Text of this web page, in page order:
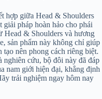
hợp giữa Head & Shoulders
giải pháp hoàn hảo cho phái
Head & Shoulders và hương
sản phẩm này không chỉ giúp
nên phong cách riêng biệt.
nghiên cứu, bộ đôi này đã đáp
nam giới hiện đại, khẳng định
trải nghiệm ngay hôm nay